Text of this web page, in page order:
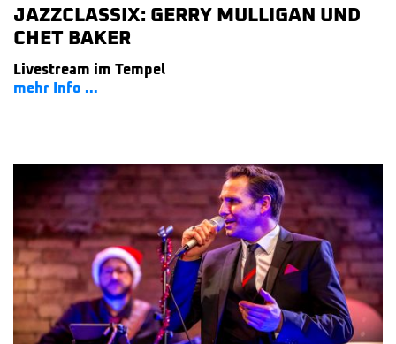
JAZZCLASSIX: GERRY MULLIGAN UND
CHET BAKER
Livestream im Tempel
mehr Info ...